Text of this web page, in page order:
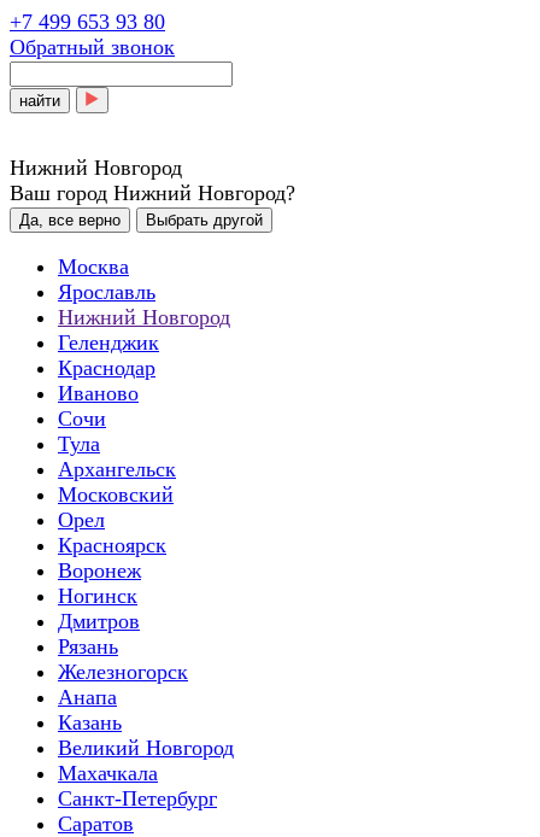
+7 499 653 93 80
Обратный звонок
найти
Нижний Новгород
Ваш город Нижний Новгород?
Да, все верно Выбрать другой
Москва
Ярославль
Нижний Новгород
Геленджик
Краснодар
Иваново
Сочи
Тула
Архангельск
Московский
Орел
Красноярск
Воронеж
Ногинск
Дмитров
Рязань
Железногорск
Анапа
Казань
Великий Новгород
Махачкала
Санкт-Петербург
Саратов